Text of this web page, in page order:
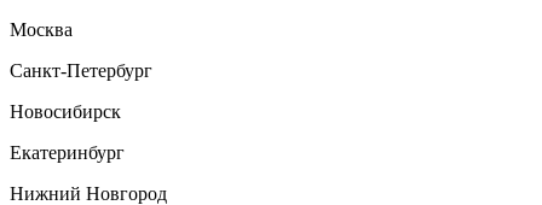
Москва
Санкт-Петербург
Новосибирск
Екатеринбург
Нижний Новгород